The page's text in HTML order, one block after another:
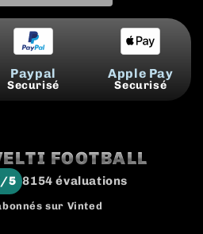
Paypal
Securisé
Apple Pay
Securisé
FOOTBALL
5 8154 évaluations
sur Vinted